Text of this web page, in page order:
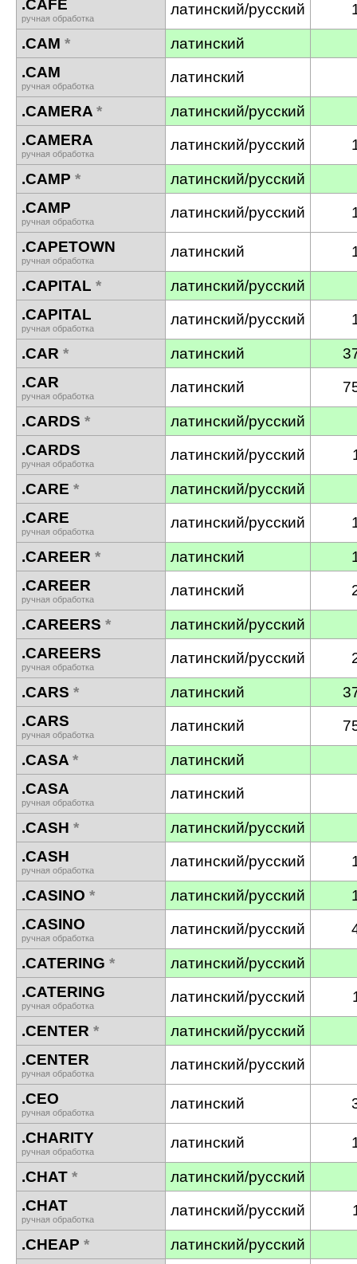
.CAFE
ручная обработка
латинский/русский
.CAM *
латинский
.CAM
ручная обработка
латинский
.CAMERA *
латинский/русский
.CAMERA
ручная обработка
латинский/русский
.CAMP *
латинский/русский
.CAMP
ручная обработка
латинский/русский
.CAPETOWN
ручная обработка
латинский
.CAPITAL *
латинский/русский
.CAPITAL
ручная обработка
латинский/русский
.CAR * латинский
.CAR
ручная обработка
латинский
.CARDS *
латинский/русский
.CARDS
ручная обработка
латинский/русский
.CARE *
латинский/русский
.CARE
ручная обработка
латинский/русский
.CAREER * латинский
.CAREER
ручная обработка
латинский
.CAREERS *
латинский/русский
.CAREERS
ручная обработка
латинский/русский
.CARS * латинский
.CARS
ручная обработка
латинский
.CASA *
латинский
.CASA
ручная обработка
латинский
.CASH *
латинский/русский
.CASH
ручная обработка
латинский/русский
.CASINO * латинский/русский
.CASINO
ручная обработка
латинский/русский
.CATERING *
латинский/русский
.CATERING
ручная обработка
латинский/русский
.CENTER *
латинский/русский
.CENTER
ручная обработка
латинский/русский
.CEO
ручная обработка
латинский
.CHARITY
ручная обработка
латинский
.CHAT *
латинский/русский
.CHAT
ручная обработка
латинский/русский
.CHEAP *
латинский/русский